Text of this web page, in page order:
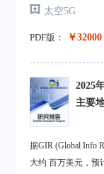
太空5G
PDF版： ￥32000
2025
主要
据GIR (Global Info
大约 百万美元，预